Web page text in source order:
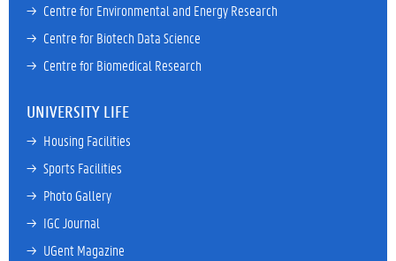
→ Centre for Environmental and Energy Research
→ Centre for Biotech Data Science
→ Centre for Biomedical Research
UNIVERSITY LIFE
→ Housing Facilities
→ Sports Facilities
→ Photo Gallery
→ IGC Journal
→ UGent Magazine